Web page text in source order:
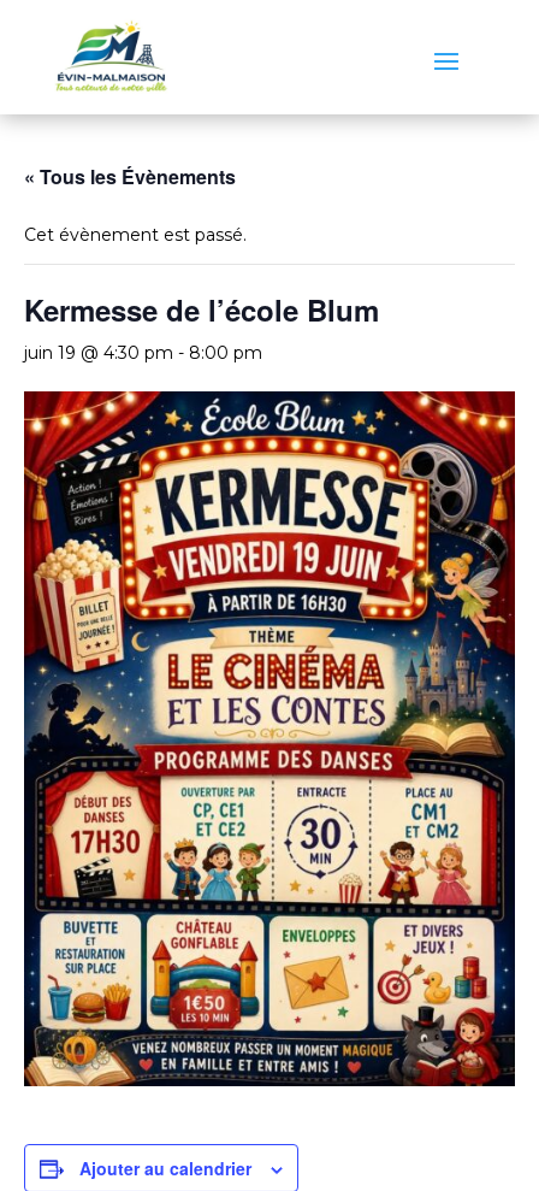
« Tous les Évènements
Cet évènement est passé.
Kermesse de l’école Blum
juin 19 @ 4:30 pm - 8:00 pm
Ajouter au calendrier